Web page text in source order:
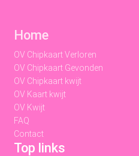
Home
OV Chipkaart Verloren
OV Chipkaart Gevonden
OV Chipkaart kwijt
OV Kaart kwijt
OV Kwijt
FAQ
Contact
Top links